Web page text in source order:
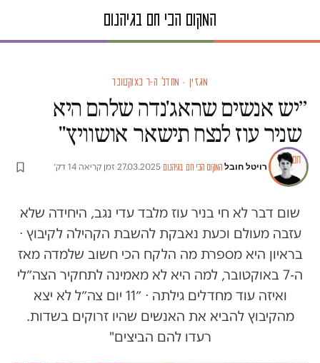
מגזין · מחדל ה-7 באוקטובר
״יש אנשים שהאג'נדה שלהם היא
שניר עוז לנצח תישאר אושוויץ"
רויטל חובל·המקום הכי חם בגיהנום·
27.03.2025
·זמן קריאה 14 דק׳
שום דבר לא חי בניר עוז מלבד עדי נגב, היחידה שלא
עזבה מעולם וכעת נאבקת להשבת הקהילה לקיבוץ ᐧ
בראיון היא מספרת מה הלקח הכי חשוב שלמדה מאז
ה-7 באוקטובר, למה היא לא מאמינה לתחקיר הצה״לי
ואיזה עוד מחדלים גילתה ᐧ ״11 יום צה״ל לא יצא
מהקיבוץ להביא את האנשים שהיו זרוקים בשדות.
רעדו להם הביצים"